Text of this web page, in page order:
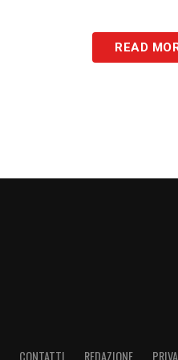
READ
CONTATTI REDAZIONE